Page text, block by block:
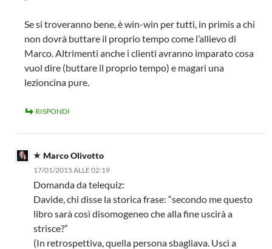
Se si troveranno bene, è win-win per tutti, in primis a chi
non dovrà buttare il proprio tempo come l’allievo di
Marco. Altrimenti anche i clienti avranno imparato cosa
vuol dire (buttare il proprio tempo) e magari una
lezioncina pure.
RISPONDI
Marco Olivotto
17/01/2015 ALLE 02:19
Domanda da telequiz:
Davide, chi disse la storica frase: “secondo me questo
libro sarà così disomogeneo che alla fine uscirà a
strisce?”
(In retrospettiva, quella persona sbagliava. Uscì a